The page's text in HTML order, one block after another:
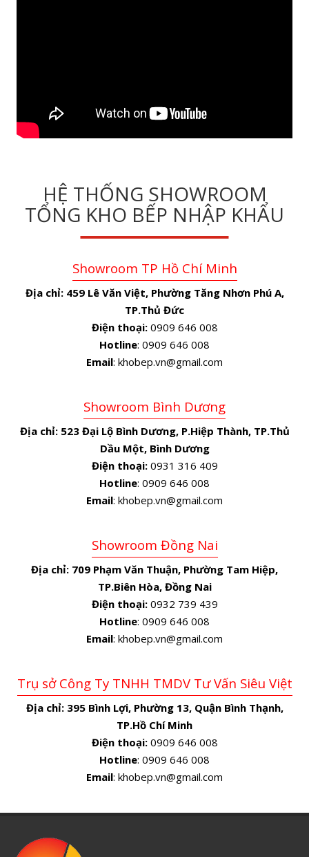
HỆ THỐNG SHOWROOM
TỔNG KHO BẾP NHẬP KHẨU
Showroom TP Hồ Chí Minh
Địa chỉ: 459 Lê Văn Việt, Phường Tăng Nhơn Phú A,
TP.Thủ Đức
Điện thoại:0909 646 008
Hotline: 0909 646 008
Email: khobep.vn@gmail.com
Showroom Bình Dương
Địa chỉ: 523 Đại Lộ Bình Dương, P.Hiệp Thành, TP.Thủ
Dầu Một, Bình Dương
Điện thoại:0931 316 409
Hotline: 0909 646 008
Email: khobep.vn@gmail.com
Showroom Đồng Nai
Địa chỉ: 709 Phạm Văn Thuận, Phường Tam Hiệp,
TP.Biên Hòa, Đồng Nai
Điện thoại:0932 739 439
Hotline: 0909 646 008
Email: khobep.vn@gmail.com
Trụ sở Công Ty TNHH TMDV Tư Vấn Siêu Việt
Địa chỉ: 395 Bình Lợi, Phường 13, Quận Bình Thạnh,
TP.Hồ Chí Minh
Điện thoại:0909 646 008
Hotline: 0909 646 008
Email: khobep.vn@gmail.com